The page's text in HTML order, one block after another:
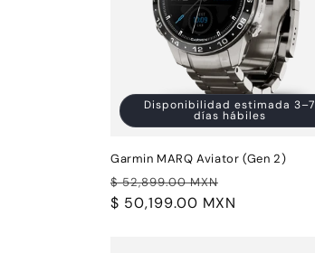
n
:
Disponibilidad estimada 3–7
días hábiles
Garmin MARQ Aviator (Gen 2)
Precio
habitual
$ 52,899.00 MXN
de
$ 50,199.00 MXN